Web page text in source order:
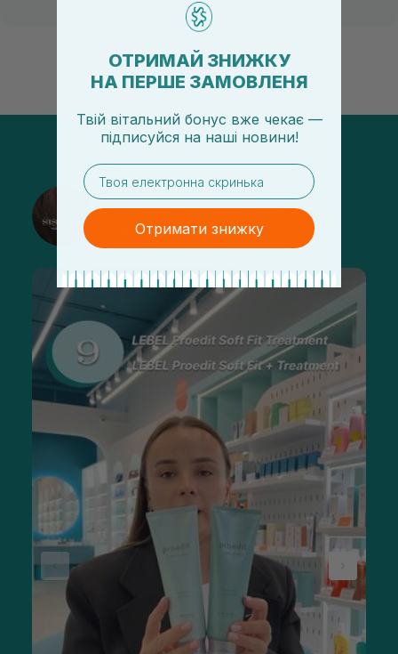
@sisters_stelmakh в Instagram
Підписатися
ОТРИМАЙ ЗНИЖКУ
НА ПЕРШЕ ЗАМОВЛЕНЯ
Твій вітальний бонус вже чекає —
підписуйся на наші новини!
email
Отримати знижку